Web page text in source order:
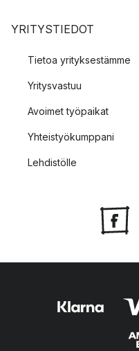
YRITYSTIEDOT
Tietoa yrityksestämme
Yritysvastuu
Avoimet työpaikat
Yhteistyökumppani
Lehdistölle